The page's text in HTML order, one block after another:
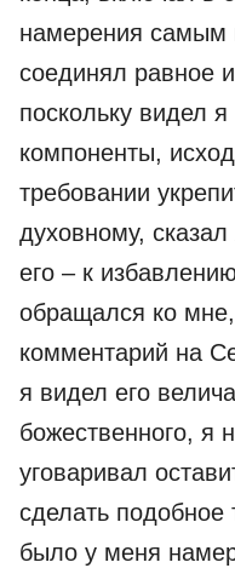
намерения самым
соединял равное
поскольку видел
компоненты,
требовании
духовному,
его – к
обращался ко
комментарий на
я видел его
божественного, я
уговаривал
сделать подобное
было у меня